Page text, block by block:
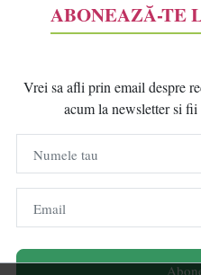
ABONEAZĂ-TE
Vrei sa afli prin email despre
acum la newsletter si
Numele tau
Email